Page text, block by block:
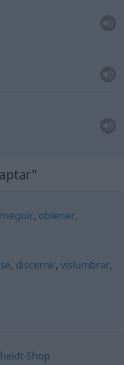
, obtener,
, discernir,vislumbrar,